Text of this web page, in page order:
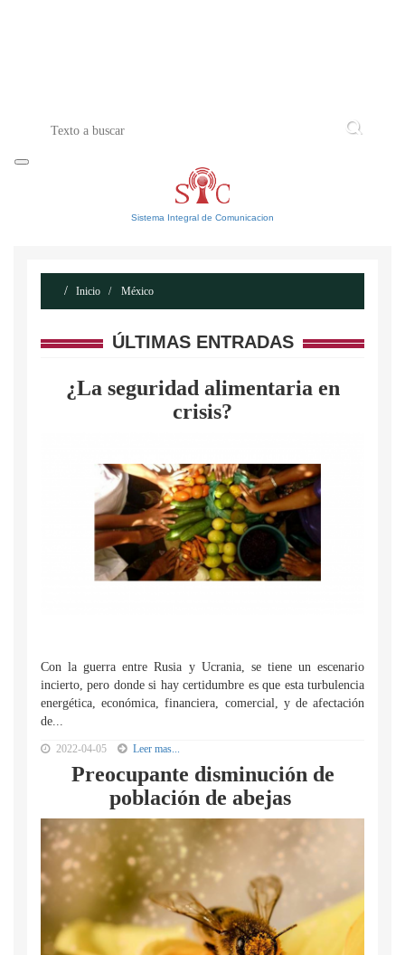
Sistema Integral de Comunicacion
Inicio México
ÚLTIMAS ENTRADAS
¿La seguridad alimentaria en
crisis?
Con la guerra entre Rusia y Ucrania, se tiene un escenario
incierto, pero donde si hay certidumbre es que esta turbulencia
energética, económica, financiera, comercial, y de afectación
de...
2022-04-05 Leer mas...
Preocupante disminución de
población de abejas